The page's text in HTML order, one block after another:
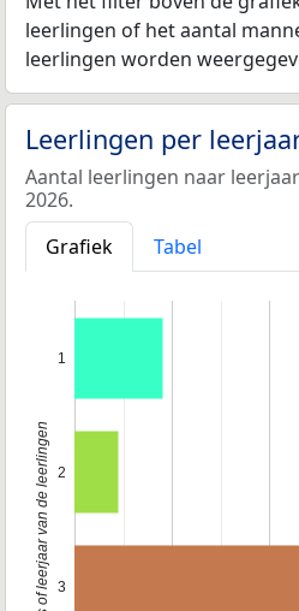
leerlingen of het aantal
leerlingen worden
Leerlingen per
Aantal leerlingen naar
2026.
Grafiek
Tabel
1
2
3
Klas of leerjaar van de leerlingen